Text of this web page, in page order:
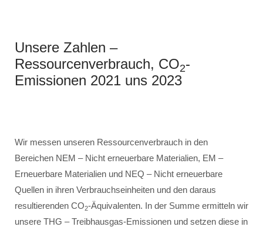
Unsere Zahlen –
Ressourcenverbrauch, CO2-
Emissionen 2021 uns 2023
Wir messen unseren Ressourcenverbrauch in den
Bereichen NEM – Nicht erneuerbare Materialien, EM –
Erneuerbare Materialien und NEQ – Nicht erneuerbare
Quellen in ihren Verbrauchseinheiten und den daraus
resultierenden CO2-Äquivalenten. In der Summe ermitteln wir
unsere THG – Treibhausgas-Emissionen und setzen diese in